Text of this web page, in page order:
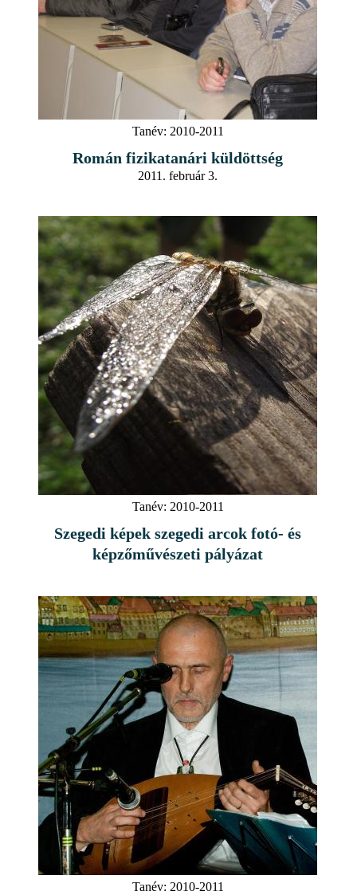
Tanév: 2010-2011
Román fizikatanári küldöttség
2011. február 3.
Tanév: 2010-2011
Szegedi képek szegedi arcok fotó- és
képzőművészeti pályázat
Tanév: 2010-2011